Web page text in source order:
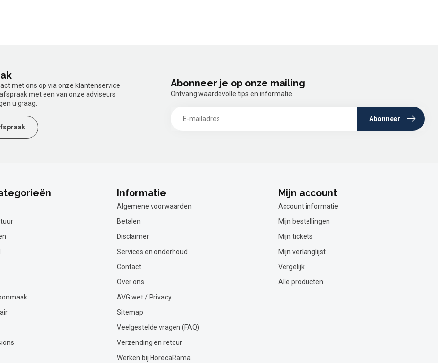
met ons op via onze klantenservice
met een van onze adviseurs
u graag.
Abonneer je op onze mailing
Ontvang waardevolle tips en informatie
Abonneer
Informatie
Algemene voorwaarden
Betalen
Disclaimer
Services en onderhoud
Contact
Over ons
AVG wet / Privacy
Sitemap
Veelgestelde vragen (FAQ)
Verzending en retour
Werken bij HorecaRama
Mijn account
Account informatie
Mijn bestellingen
Mijn tickets
Mijn verlanglijst
Vergelijk
Alle producten